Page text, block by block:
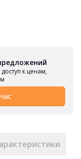
к ценам,